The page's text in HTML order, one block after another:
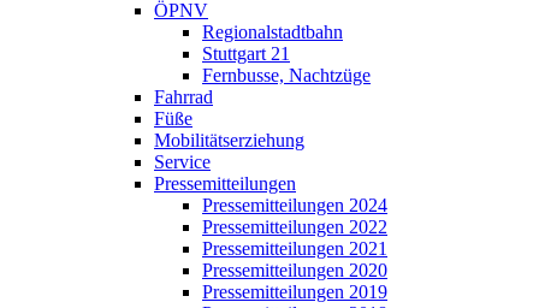
ÖPNV
Regionalstadtbahn
Stuttgart 21
Fernbusse, Nachtzüge
Fahrrad
Füße
Mobilitätserziehung
Service
Pressemitteilungen
Pressemitteilungen 2024
Pressemitteilungen 2022
Pressemitteilungen 2021
Pressemitteilungen 2020
Pressemitteilungen 2019